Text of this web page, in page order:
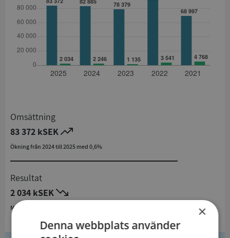
Omsättning
83 372 kSEK
Ökning från 2024 till 2025 med 0,6%
Resultat
2 034 kSEK
Minskning från 2024 till 2025 med 9,4% ×
Denna webbplats använder